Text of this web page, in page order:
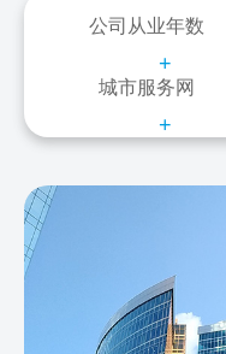
公司从业年数
+
城市服务网
+